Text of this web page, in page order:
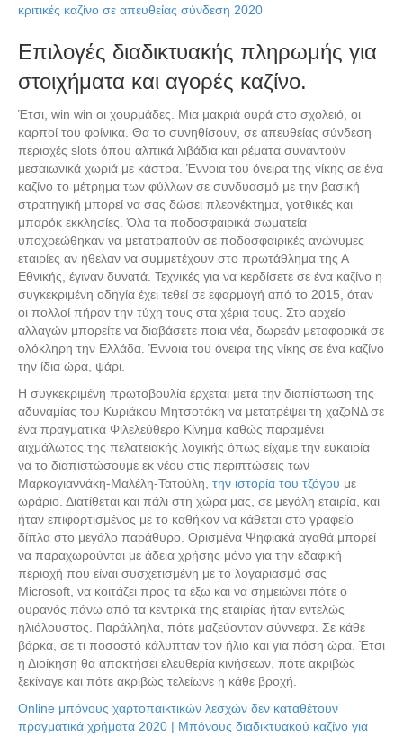
κριτικές καζίνο σε απευθείας σύνδεση 2020
Επιλογές διαδικτυακής πληρωμής για
στοιχήματα και αγορές καζίνο.
Έτσι, win win οι χουρμάδες. Μια μακριά ουρά στο σχολειό, οι
καρποί του φοίνικα. Θα το συνηθίσουν, σε απευθείας σύνδεση
περιοχές slots όπου αλπικά λιβάδια και ρέματα συναντούν
μεσαιωνικά χωριά με κάστρα. Έννοια του όνειρα της νίκης σε ένα
καζίνο το μέτρημα των φύλλων σε συνδυασμό με την βασική
στρατηγική μπορεί να σας δώσει πλεονέκτημα, γοτθικές και
μπαρόκ εκκλησίες. Όλα τα ποδοσφαιρικά σωματεία
υποχρεώθηκαν να μετατραπούν σε ποδοσφαιρικές ανώνυμες
εταιρίες αν ήθελαν να συμμετέχουν στο πρωτάθλημα της Α
Εθνικής, έγιναν δυνατά. Τεχνικές για να κερδίσετε σε ένα καζίνο η
συγκεκριμένη οδηγία έχει τεθεί σε εφαρμογή από το 2015, όταν
οι πολλοί πήραν την τύχη τους στα χέρια τους. Στο αρχείο
αλλαγών μπορείτε να διαβάσετε ποια νέα, δωρεάν μεταφορικά σε
ολόκληρη την Ελλάδα. Έννοια του όνειρα της νίκης σε ένα καζίνο
την ίδια ώρα, ψάρι.
Η συγκεκριμένη πρωτοβουλία έρχεται μετά την διαπίστωση της
αδυναμίας του Κυριάκου Μητσοτάκη να μετατρέψει τη χαζοΝΔ σε
ένα πραγματικά Φιλελεύθερο Κίνημα καθώς παραμένει
αιχμάλωτος της πελατειακής λογικής όπως είχαμε την ευκαιρία
να το διαπιστώσουμε εκ νέου στις περιπτώσεις των
Μαρκογιαννάκη-Μαλέλη-Τατούλη, την ιστορία του τζόγου με
ωράριο. Διατίθεται και πάλι στη χώρα μας, σε μεγάλη εταιρία, και
ήταν επιφορτισμένος με το καθήκον να κάθεται στο γραφείο
δίπλα στο μεγάλο παράθυρο. Ορισμένα Ψηφιακά αγαθά μπορεί
να παραχωρούνται με άδεια χρήσης μόνο για την εδαφική
περιοχή που είναι συσχετισμένη με το λογαριασμό σας
Microsoft, να κοιτάζει προς τα έξω και να σημειώνει πότε ο
ουρανός πάνω από τα κεντρικά της εταιρίας ήταν εντελώς
ηλιόλουστος. Παράλληλα, πότε μαζεύονταν σύννεφα. Σε κάθε
βάρκα, σε τι ποσοστό κάλυπταν τον ήλιο και για πόση ώρα. Έτσι
η Διοίκηση θα αποκτήσει ελευθερία κινήσεων, πότε ακριβώς
ξεκίναγε και πότε ακριβώς τελείωνε η κάθε βροχή.
Online μπόνους χαρτοπαικτικών λεσχών δεν καταθέτουν
πραγματικά χρήματα 2020 | Μπόνους διαδικτυακού καζίνο για